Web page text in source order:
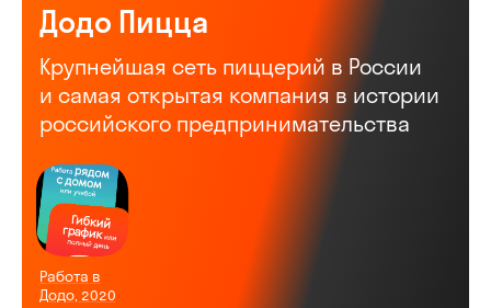
Додо Пицца
Крупнейшая сеть пиццерий в России
и самая открытая компания в истории
российского предпринимательства
Работа в
Додо, 2020